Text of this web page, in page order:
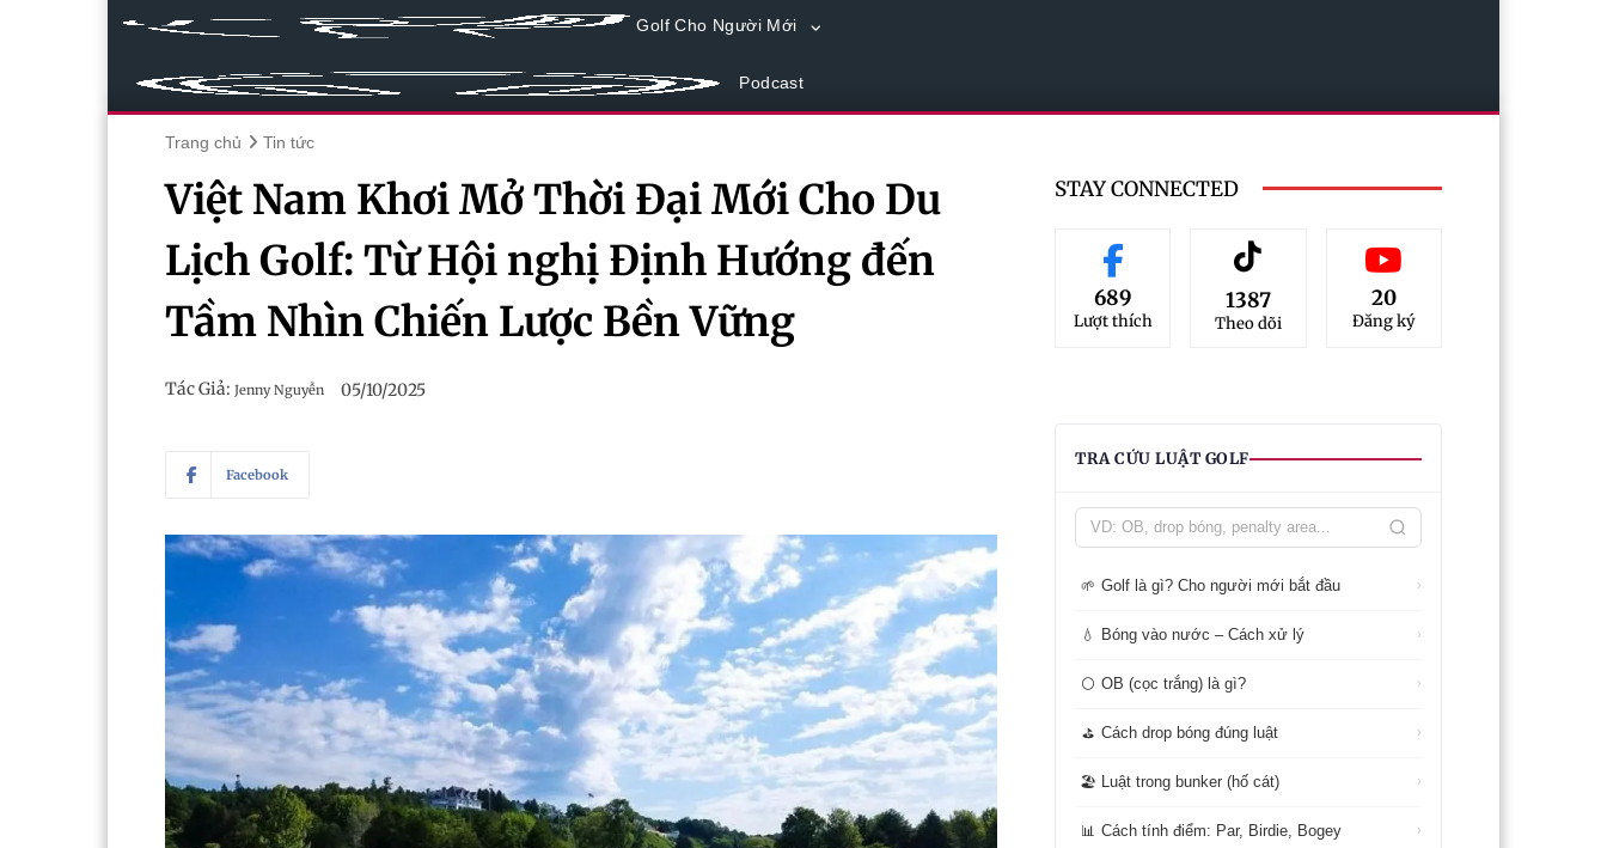
Golf Cho Người Mới
Podcast
Trang chủ Tin tức
Việt Nam Khơi Mở Thời Đại Mới Cho Du
Lịch Golf: Từ Hội nghị Định Hướng đến
Tầm Nhìn Chiến Lược Bền Vững
Tác Giả: Jenny Nguyễn 05/10/2025
Facebook
STAY CONNECTED
689
Lượt thích
1387
Theo dõi
20
Đăng ký
TRA CỨU LUẬT GOLF
🌱 Golf là gì? Cho người mới bắt đầu ›
💧 Bóng vào nước – Cách xử lý ›
⚪ OB (cọc trắng) là gì? ›
⛳ Cách drop bóng đúng luật ›
🏖️ Luật trong bunker (hố cát) ›
📊 Cách tính điểm: Par, Birdie, Bogey ›